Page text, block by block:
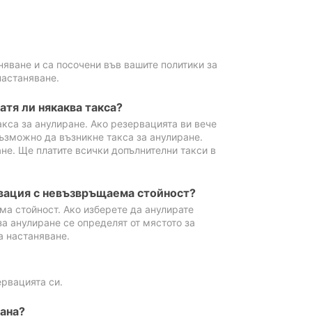
и са посочени във вашите политики за
ли някаква такса?
за анулиране. Ако резервацията ви вече
да възникне такса за анулиране.
Ще платите всички допълнителни такси в
с невъзвръщаема стойност?
стойност. Ако изберете да анулирате
анулиране се определят от мястото за
настаняване.
си.